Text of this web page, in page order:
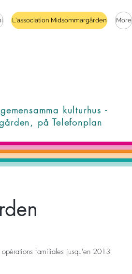
L'association Midsommargården More
kulturhus -
på Telefonplan
familiales jusqu'en 2013